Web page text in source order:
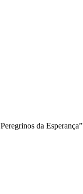
da Esperança”